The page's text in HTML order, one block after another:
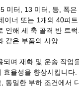
미터, 13 미터, 등, 폭
이너 또는 1개의 40피
인해 세 축 골격 반 트
같은 부품의 사양.
며 재화 및 운송 작
율성을 향상시킵니다.
동일한 부하 조건에서